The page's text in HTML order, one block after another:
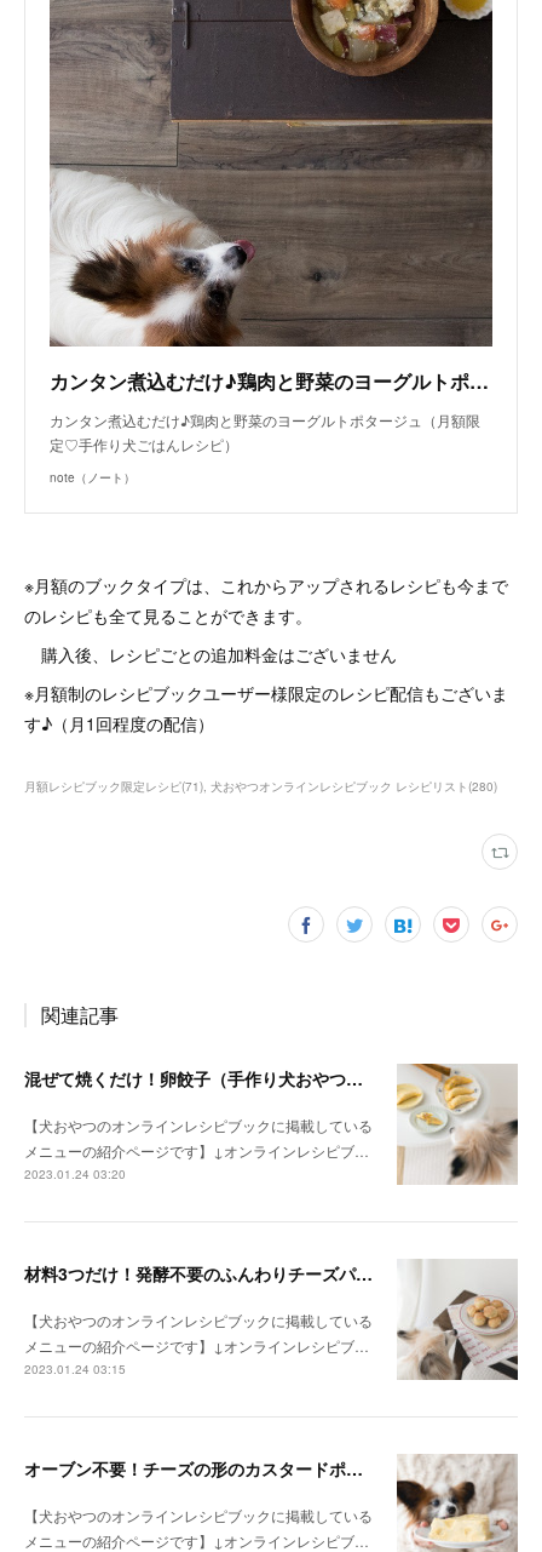
カンタン煮込むだけ♪鶏肉と野菜のヨーグルトポタージュ（月額限定♡手作り犬ごはんレシピ）｜犬ごはん先生 いちかわあやこ｜note
カンタン煮込むだけ♪鶏肉と野菜のヨーグルトポタージュ（月額限
定♡手作り犬ごはんレシピ）
note（ノート）
※月額のブックタイプは、これからアップされるレシピも今まで
のレシピも全て見ることができます。
購入後、レシピごとの追加料金はございません
※月額制のレシピブックユーザー様限定のレシピ配信もございま
す♪（月1回程度の配信）
月額レシピブック限定レシピ(71) 犬おやつオンラインレシピブック レシピリスト(280)
関連記事
混ぜて焼くだけ！卵餃子（手作り犬おやつレシピ）
【犬おやつのオンラインレシピブックに掲載している
メニューの紹介ページです】↓オンラインレシピブ…
2023.01.24 03:20
材料3つだけ！発酵不要のふんわりチーズパン（手作り犬おやつレシピ）
【犬おやつのオンラインレシピブックに掲載している
メニューの紹介ページです】↓オンラインレシピブ…
2023.01.24 03:15
オーブン不要！チーズの形のカスタードポテトケーキ（手作り犬おやつレシピ）
【犬おやつのオンラインレシピブックに掲載している
メニューの紹介ページです】↓オンラインレシピブ…